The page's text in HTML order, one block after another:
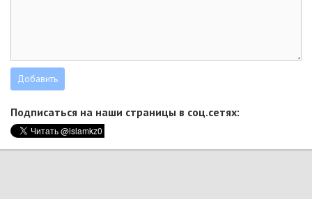
Подписаться на наши страницы в соц.сетях: